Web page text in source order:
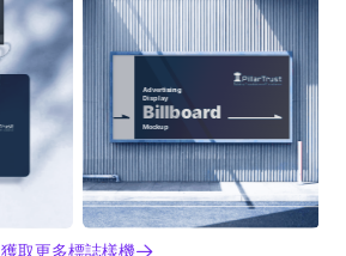
Advertising
Display
Billboard
Mockup
獲取更多標誌樣機